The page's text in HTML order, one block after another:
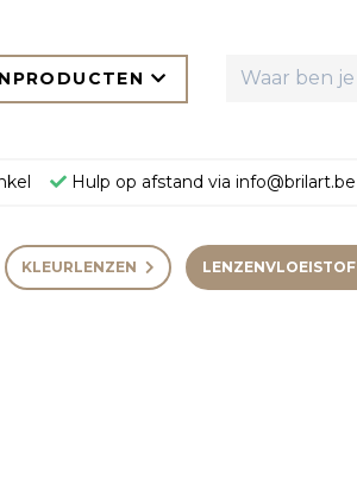
Hulp op afstand via info@brilart.be
KLEURLENZEN LENZENVLOEISTOF